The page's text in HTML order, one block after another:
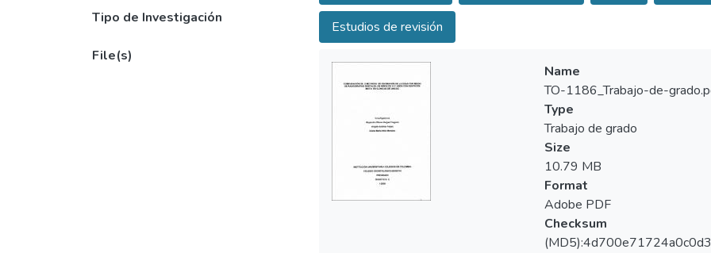
abarca desde la etapa fetal hasta iniciada la segunda época de la vida.
En Colombia no se ha estandarizado una técnica o un método
pretendió evaluar la aplicabilidad de los métodos propuestos por
y su correlación con su edad cronológica. La variabilidad se expresa
la intensidad de los eventos de crecimiento, por lo que los niños
Tipo de Investigación
Estudios de revisión
File(s)
Name
TO-1186_Trabajo-de-
Type
Trabajo de grado
Size
10.79 MB
Format
Adobe PDF
Checksum